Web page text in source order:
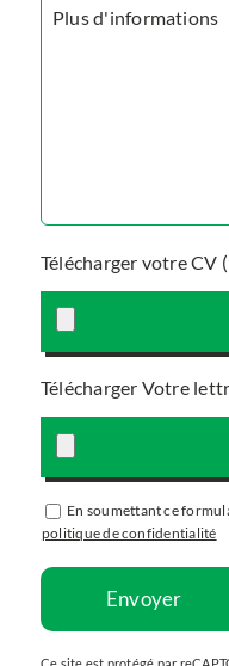
Plus d'informations
Télécharger votre CV
Télécharger Votre
En soumettant ce
politique de confidentialité